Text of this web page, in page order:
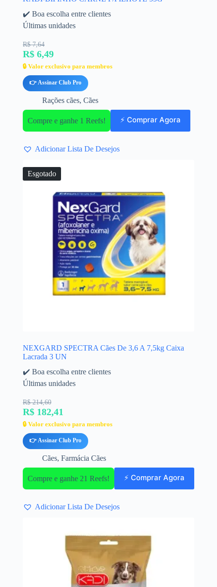
✔️ Boa escolha entre clientes
Últimas unidades
R$ 7,64
R$ 6,49
🔒 Valor exclusivo para membros
👉 Assinar Club Pro
Rações cães, Cães
Compre e ganhe 1 Reefs! ⚡ Comprar Agora
Adicionar Lista De Desejos
Esgotado
NEXGARD SPECTRA Cães De 3,6 A 7,5kg Caixa
Lacrada 3 UN
✔️ Boa escolha entre clientes
Últimas unidades
R$ 214,60
R$ 182,41
🔒 Valor exclusivo para membros
👉 Assinar Club Pro
Cães, Farmácia Cães
Compre e ganhe 21 Reefs! ⚡ Comprar Agora
Adicionar Lista De Desejos